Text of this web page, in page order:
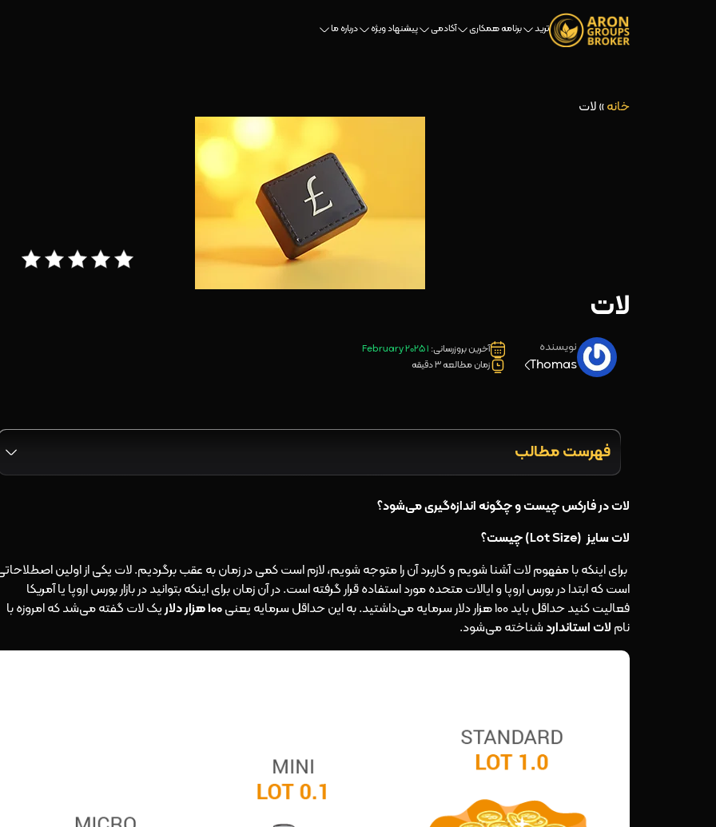
ترید برنامه همکاری آکادمی پیشنهاد ویژه درباره ما
خانه»لات
لات
نویسنده
Thomas
آخرین بروزرسانی: 1 February 2025
زمان مطالعه 3 دقیقه
فهرست مطالب
لات در فارکس چیست و چگونه اندازه‌گیری می‌شود؟
لات سایز (Lot Size) چیست؟
برای اینکه با مفهوم لات آشنا شویم و کاربرد آن را متوجه شویم، لازم است کمی در زمان به عقب برگردیم. لات یکی از اولین
است که ابتدا در بورس اروپا و ایالات متحده مورد استفاده قرار گرفته است. در آن زمان برای اینکه بتوانید در بازار بورس اروپا یا آمریکا
فعالیت کنید حداقل باید 100 هزار دلار سرمایه می‌داشتید. به این حداقل سرمایه یعنی
100 هزار دلار
یک لات گفته می‌شد که امروزه با
نام لات استانداردشناخته می‌شود.